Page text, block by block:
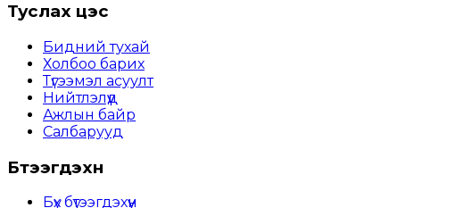
Туслах цэс
Бидний тухай
Холбоо барих
Түгээмэл асуулт
Нийтлэлүүд
Ажлын байр
Салбарууд
Бүтээгдэхүүн
Бүх бүтээгдэхүүн